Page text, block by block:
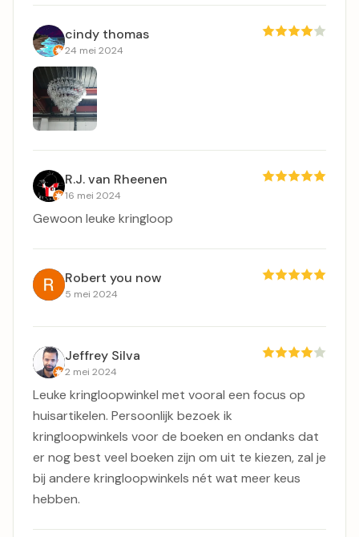
cindy thomas
24 mei 2024
R.J. van Rheenen
16 mei 2024
Gewoon leuke kringloop
Robert you now
5 mei 2024
Jeffrey Silva
2 mei 2024
Leuke kringloopwinkel met vooral een focus op
huisartikelen. Persoonlijk bezoek ik
kringloopwinkels voor de boeken en ondanks dat
er nog best veel boeken zijn om uit te kiezen, zal je
bij andere kringloopwinkels nét wat meer keus
hebben.